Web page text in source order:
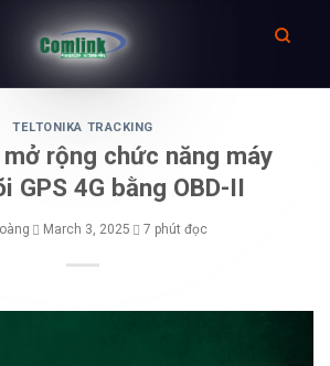
TELTONIKA TRACKING
rộng chức năng máy
GPS 4G bằng OBD-II
March 3, 2025 7 phút đọc